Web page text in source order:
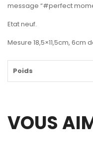
message “#perfect
Etat neuf.
Mesure 18,5×11,5cm, 6cm
Poids
VOUS